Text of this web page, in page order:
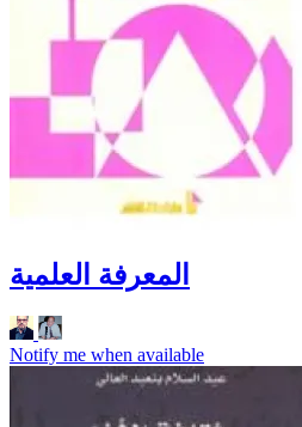
المعرفة العلمية
Notify me when available